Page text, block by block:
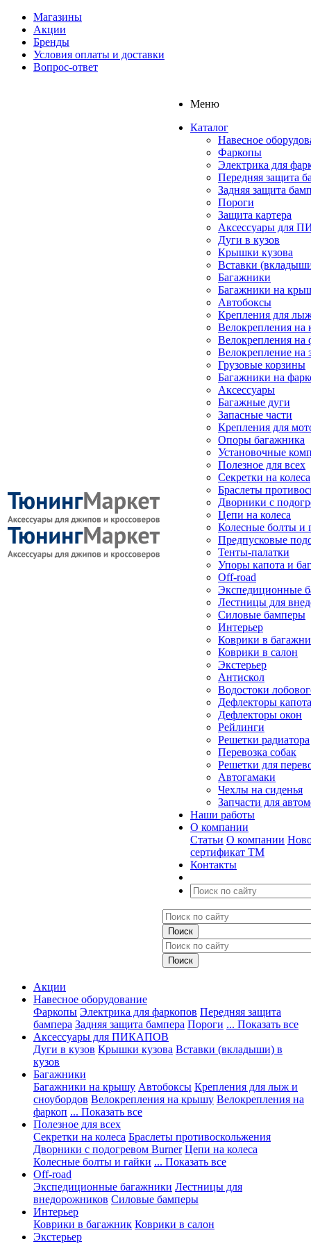
Магазины
Акции
Бренды
Условия оплаты и доставки
Вопрос-ответ
Меню
Каталог
Навесное
Фаркопы
Электрика для
Передняя защита
Задняя защита
Пороги
Защита картера
Аксессуары для
Дуги в кузов
Крышки кузова
Вставки
Багажники
Багажники на
Автобоксы
Крепления для
Велокрепления
Велокрепления на
Велокрепление на
Грузовые корзины
Багажники на
Аксессуары
Багажные дуги
Запасные части
Крепления для
Опоры багажника
Установочные
Полезное для всех
Секретки на колеса
Браслеты
Дворники с
Цепи на колеса
Колесные болты и
Предпусковые
Тенты-палатки
Упоры капота и
Off-road
Экспедиционные
Лестницы для
Силовые бамперы
Интерьер
Коврики в
Коврики в салон
Экстерьер
Антискол
Водостоки
Дефлекторы капота
Дефлекторы окон
Рейлинги
Решетки радиатора
Перевозка собак
Решетки для
Автогамаки
Чехлы на сиденья
Запчасти для
Наши работы
О компании
Статьи О компании
сертификат ТМ
Контакты
Акции
Навесное оборудование
Фаркопы Электрика для фаркопов Передняя защита
бампера Задняя защита бампера Пороги ... Показать все
Аксессуары для ПИКАПОВ
Дуги в кузов Крышки кузова Вставки (вкладыши) в
кузов
Багажники
Багажники на крышу Автобоксы Крепления для лыж и
сноубордов Велокрепления на крышу Велокрепления на
фаркоп ... Показать все
Полезное для всех
Секретки на колеса Браслеты противоскольжения
Дворники с подогревом Burner Цепи на колеса
Колесные болты и гайки ... Показать все
Off-road
Экспедиционные багажники Лестницы для
внедорожников Силовые бамперы
Интерьер
Коврики в багажник Коврики в салон
Экстерьер